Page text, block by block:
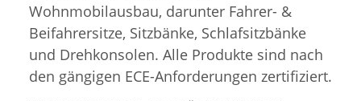
Wohnmobilausbau, darunter Fahrer- &
Beifahrersitze, Sitzbänke, Schlafsitzbänke
und Drehkonsolen. Alle Produkte sind nach
den gängigen ECE-Anforderungen zertifiziert.